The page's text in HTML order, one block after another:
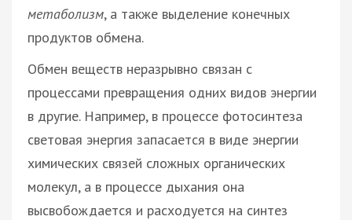
метаболизм, а также выделение конечных
продуктов обмена.
Обмен веществ неразрывно связан с
процессами превращения одних видов энергии
в другие. Например, в процессе фотосинтеза
световая энергия запасается в виде энергии
химических связей сложных органических
молекул, а в процессе дыхания она
высвобождается и расходуется на синтез